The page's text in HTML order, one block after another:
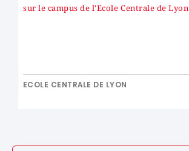
sur le campus de l'Ecole Centrale de Lyon
ECOLE CENTRALE DE LYON